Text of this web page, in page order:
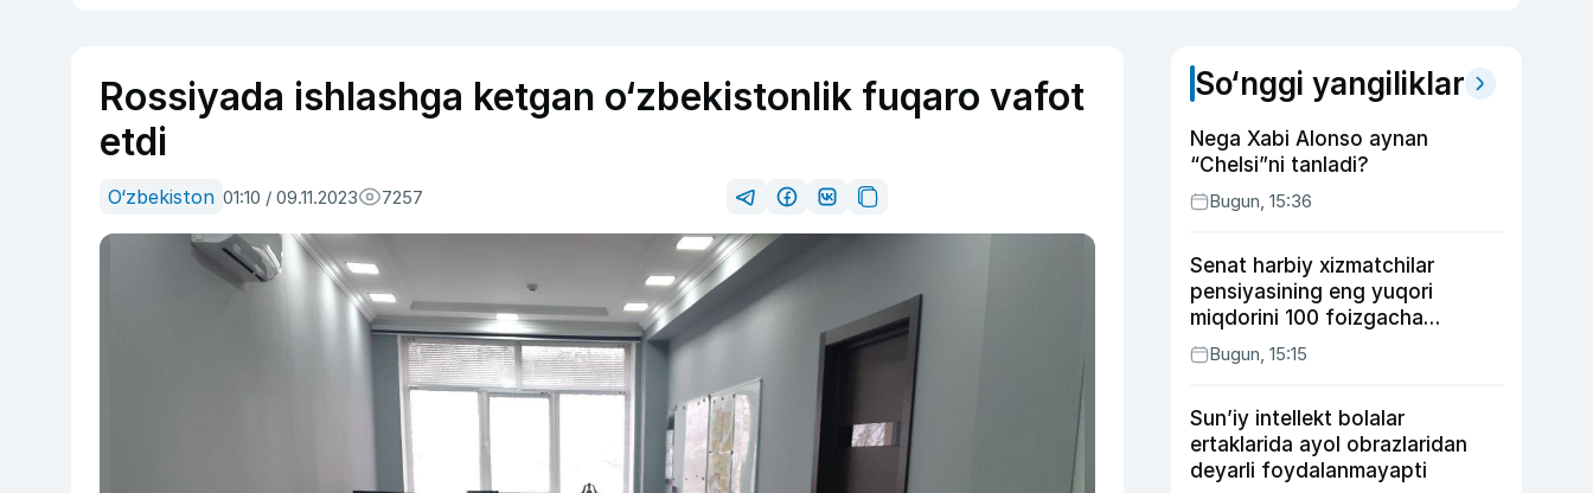
Rossiyada ishlashga ketgan o‘zbekistonlik fuqaro vafot
etdi
O‘zbekiston 01:10 / 09.11.2023 7257
So‘nggi yangiliklar
Nega Xabi Alonso aynan
“Chelsi”ni tanladi?
Bugun, 15:36
Senat harbiy xizmatchilar
pensiyasining eng yuqori
miqdorini 100 foizgacha
oshirishni nazarda tutuvchi
qonunni ma’qulladi
Bugun, 15:15
Sun’iy intellekt bolalar
ertaklarida ayol obrazlaridan
deyarli foydalanmayapti